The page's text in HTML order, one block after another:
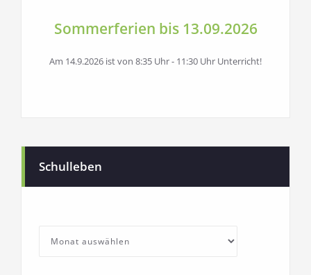
Sommerferien bis 13.09.2026
Am 14.9.2026 ist von 8:35 Uhr - 11:30 Uhr Unterricht!
Schulleben